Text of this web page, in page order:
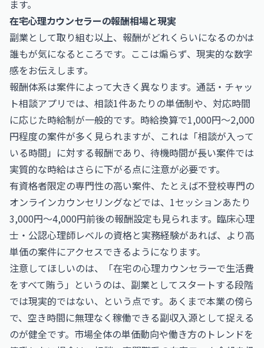
ます。
在宅心理カウンセラーの報酬相場と現実
副業として取り組む以上、報酬がどれくらいになるのかは
誰もが気になるところです。ここは煽らず、現実的な数字
感をお伝えします。
報酬体系は案件によって大きく異なります。通話・チャッ
ト相談アプリでは、相談1件あたりの単価制や、対応時間
に応じた時給制が一般的です。時給換算で1,000円〜2,000
円程度の案件が多く見られますが、これは「相談が入って
いる時間」に対する報酬であり、待機時間が長い案件では
実質的な時給はさらに下がる点に注意が必要です。
有資格者限定の専門性の高い案件、たとえば不登校専門の
オンラインカウンセリングなどでは、1セッションあたり
3,000円〜4,000円前後の報酬設定も見られます。臨床心理
士・公認心理師レベルの資格と実務経験があれば、より高
単価の案件にアクセスできるようになります。
注意してほしいのは、「在宅の心理カウンセラーで生活費
をすべて賄う」というのは、副業としてスタートする段階
では現実的ではない、という点です。あくまで本業の傍ら
で、空き時間に無理なく稼働できる副収入源として捉える
のが健全です。市場全体の単価動向や働き方のトレンドを